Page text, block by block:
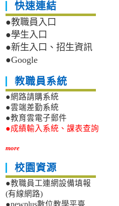
快速連結
●教職員入口
●學生入口
●新生入口、招生資訊
●Google
教職員系統
●網路請購系統
●雲端差勤系統
●教育雲電子郵件
●成績輸入系統、課表查詢
more
校園資源
●教職員工連網設備填報
(有線網路)
●newplus數位教學平臺